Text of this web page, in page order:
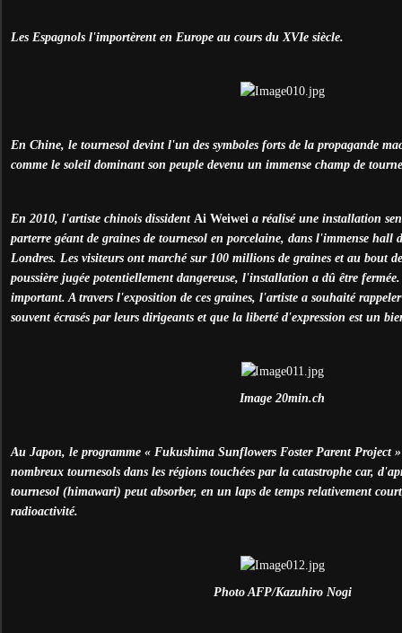
Les Espagnols l'importèrent en Europe au cours du XVIe siècle.
En Chine, le tournesol devint l'un des symboles forts de la propagande
comme le soleil dominant son peuple devenu un immense champ de
En 2010, l'artiste chinois dissident Ai Weiwei a réalisé une installation
parterre géant de graines de tournesol en porcelaine, dans l'immense hall
Londres. Les visiteurs ont marché sur 100 millions de graines et au bout
poussière jugée potentiellement dangereuse, l'installation a dû être
important. A travers l'exposition de ces graines, l'artiste a souhaité
souvent écrasés par leurs dirigeants et que la liberté d'expression est un
Image 20min.ch
Au Japon, le programme « Fukushima Sunflowers Foster Parent Project
nombreux tournesols dans les régions touchées par la catastrophe car,
tournesol (himawari) peut absorber, en un laps de temps relativement
radioactivité.
Photo AFP/Kazuhiro Nogi